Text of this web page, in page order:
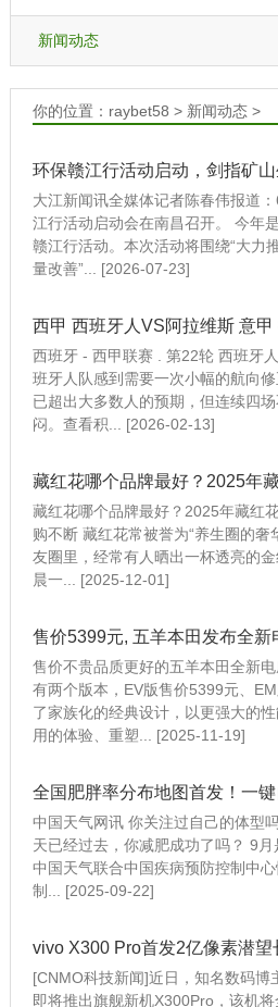
新闻动态
你的位置： raybet58 > 新闻动态>
环保赣江行活动启动，剑指矿
大江新闻讯全媒体记者陈春伟报道
江行活动启动会在南昌召开。 今年
赣江行活动。本次活动将围绕“大力
量改善”... [2026-07-23]
西班牙 - 西甲联赛 . 第22轮 西班牙
班牙人队感到需要一次小幅的航向
已超出大多数人的预期，但连续四
闷。查看积... [2026-02-13]
藏红花哪个品牌最好？2025年藏红
购不断 藏红花常被誉为“养生圈的奢
友圈里，经常有人晒出一杯透亮的
晨一... [2025-12-01]
售价5399元, 五羊本田发布全新
售价不贵品质更好的五羊本田全新
有两个版本，EV版售价5399元、
了家族化的经典设计，以更强大的
用的体验、重塑... [2025-11-19]
中国天气网讯 你关注过自己的体型
天已经过去，你减肥成功了吗？ 9月
中国天气联合中国疾病预防控制中
制... [2025-09-22]
[CNMO科技新闻]近日，知名数码博
即将推出旗舰新机X300Pro，该机